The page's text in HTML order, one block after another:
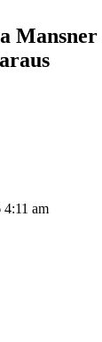
Mansner
am